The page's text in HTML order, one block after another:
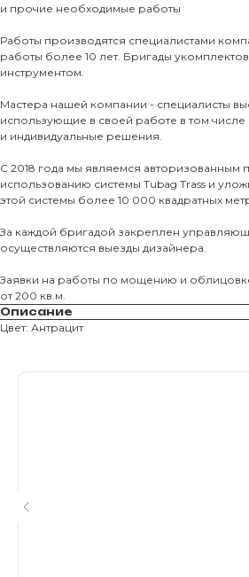
и прочие необходимые работы
Работы производятся специалистами
работы более 10 лет. Бригады
инструментом.
Мастера нашей компании - специалисты
использующие в своей работе в том
и индивидуальные решения.
С 2018 года мы являемся авторизованным
использованию системы Tubag Trass и
этой системы более 10 000 квадратных
За каждой бригадой закреплен
осуществляются выезды дизайнера.
Заявки на работы по мощению и
от 200 кв.м.
Описание
Цвет: Антрацит